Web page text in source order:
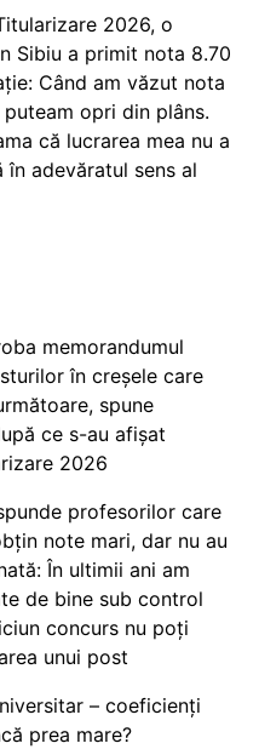
2026, o
Sibiu a primit nota 8.70
Când am văzut nota
opri din plâns.
că lucrarea mea nu a
adevăratul sens al
memorandumul
în creșele care
spune
ce s-au afișat
2026
profesorilor care
note mari, dar nu au
În ultimii ani am
de bine sub control
concurs nu poți
unui post
– coeficienți
prea mare?